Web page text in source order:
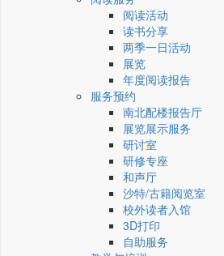
阅读活动
读书分享
两季一日活动
展览
年度阅读报告
服务预约
南北配楼报告厅
展览展示服务
研讨室
研修专座
和声厅
沙特/古籍阅览室
校外读者入馆
3D打印
自助服务